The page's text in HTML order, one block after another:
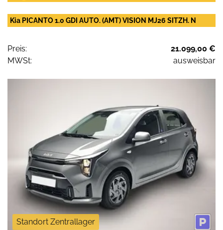
Kia PICANTO 1.0 GDI AUTO. (AMT) VISION MJ26 SITZH. N
Preis:
21.099,00 €
MWSt:
ausweisbar
Standort Zentrallager